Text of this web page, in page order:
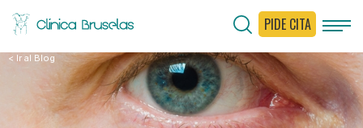
PIDE CITA
< Ir al Blog